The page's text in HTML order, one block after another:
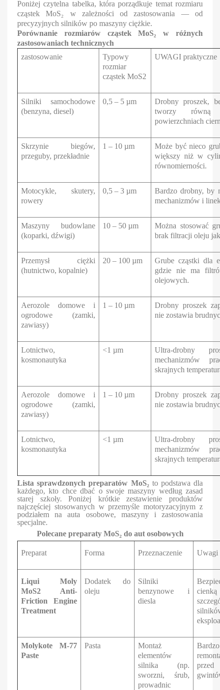
Poniżej czytelna tabelka, która porządkuje temat rozmiaru
cząstek MoS₂ w zależności od zastosowania — od
precyzyjnych silników po maszyny ciężkie.
Porównanie rozmiarów cząstek MoS₂ w różnych
zastosowaniach technicznych
zastosowanie
Typowy
rozmiar
cząstek MoS2
UWAGI praktyczne
Silniki samochodowe
(benzyna, diesel)
0,5 – 5 µm
Drobny proszek,
tworzy równą
powierzchniach
Skrzynie biegów,
przeguby, przekładnie
1 – 10 µm
Może być nieco
większy niż w
równomierności.
Motocykle, skutery,
rowery
0,5 – 3 µm
Bardzo drobny, by
mechanizmów i
Maszyny budowlane
(koparki, dźwigi)
10 – 50 µm
Można stosować
brak filtracji oleju
Przemysł ciężki
(hutnictwo, kopalnie)
20 – 100 µm
Grube cząstki dla
gdzie nie ma
olejowych.
Aerozole domowe i
ogrodowe (zamki,
zawiasy)
1 – 10 µm
Drobny proszek
nie zostawia
Lotnictwo,
kosmonautyka
<1 µm
Ultra-drobny
mechanizmów
skrajnych
Aerozole domowe i
ogrodowe (zamki,
zawiasy)
1 – 10 µm
Drobny proszek
nie zostawia
Lotnictwo,
kosmonautyka
<1 µm
Ultra-drobny
mechanizmów
skrajnych
Lista sprawdzonych preparatów MoS₂to podstawa dla
każdego, kto chce dbać o swoje maszyny według zasad
starej szkoły. Poniżej krótkie zestawienie produktów
najczęściej stosowanych w przemyśle motoryzacyjnym z
podziałem na auta osobowe, maszyny i zastosowania
specjalne.
Polecane preparaty MoS₂ do aut osobowych
Preparat Forma Przeznaczenie Uwagi
Liqui Moly
MoS2 Anti-
Friction Engine
Treatment
Dodatek do
oleju
Silniki
benzynowe i
diesla
Molykote M-77
Paste
Pasta
Montaż
elementów
silnika (np.
sworzni, śrub,
prowadnic